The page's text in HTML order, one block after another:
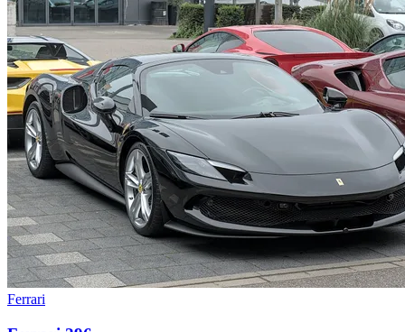
Ferrari